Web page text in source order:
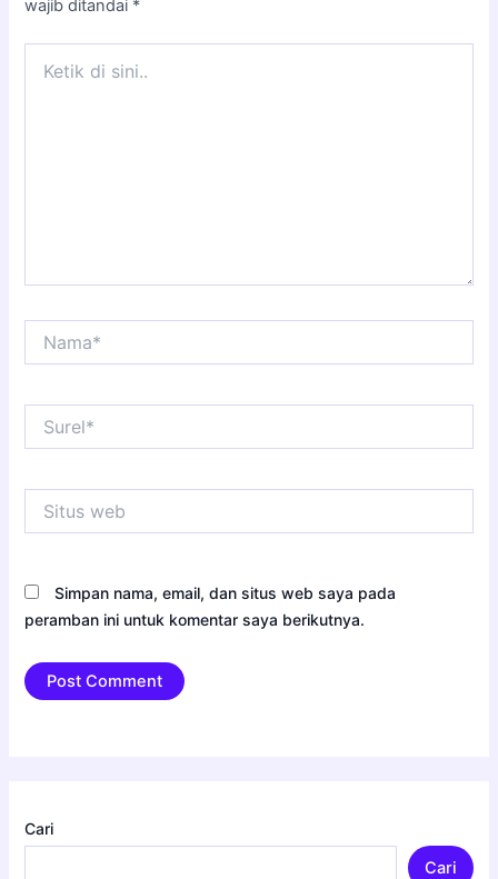
wajib ditandai *
web
Simpan nama, email, dan situs web saya pada
peramban ini untuk komentar saya berikutnya.
Cari
Cari